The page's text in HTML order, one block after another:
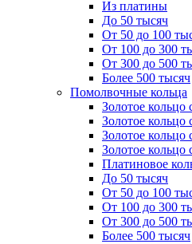
Из платины
До 50 тысяч
От 50 до 100
От 100 до 300
От 300 до 500
Более 500 тысяч
Помолвочные кольца
Золотое кольцо
Золотое кольцо
Золотое кольцо
Золотое кольцо
Платиновое
До 50 тысяч
От 50 до 100
От 100 до 300
От 300 до 500
Более 500 тысяч